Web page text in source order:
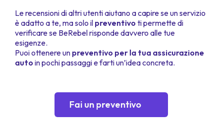
Le recensioni di altri utenti aiutano a capire se un servizio
è adatto a te, ma solo il preventivo ti permette di
verificare se BeRebel risponde davvero alle tue
esigenze.
Puoi ottenere un preventivo per la tua assicurazione
auto in pochi passaggi e farti un’idea concreta.
Fai un preventivo